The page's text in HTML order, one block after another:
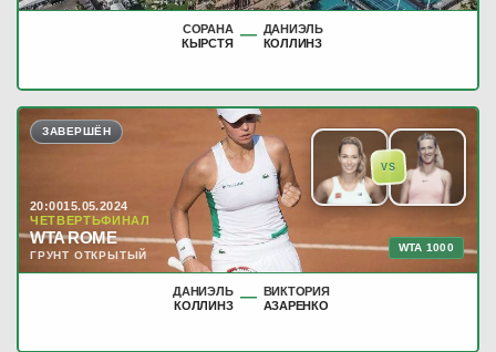
СОРАНА
КЫРСТЯ — ДАНИЭЛЬ
КОЛЛИНЗ
VS
ЗАВЕРШЁН
20:0015.05.2024
ЧЕТВЕРТЬФИНАЛ
WTA ROME
ГРУНТ ОТКРЫТЫЙ
WTA 1000
ДАНИЭЛЬ
КОЛЛИНЗ — ВИКТОРИЯ
АЗАРЕНКО